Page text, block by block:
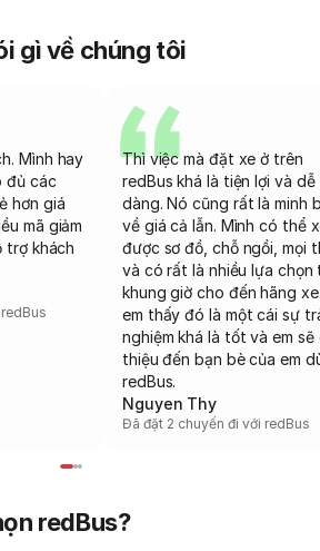
gì về chúng tôi
Mình hay
đủ các
hơn giá
mã giảm
trợ khách
Thì việc mà đặt xe ở trên
redBus khá là tiện lợi và dễ
dàng. Nó cũng rất là minh
về giá cả lẫn. Mình có thể
được sơ đồ, chỗ ngồi, mọi
và có rất là nhiều lựa chọn
khung giờ cho đến hãng
em thấy đó là một cái sự
nghiệm khá là tốt và em sẽ
thiệu đến bạn bè của em
redBus.
Nguyen Thy
Đã đặt 2 chuyến đi với redBus
redBus?